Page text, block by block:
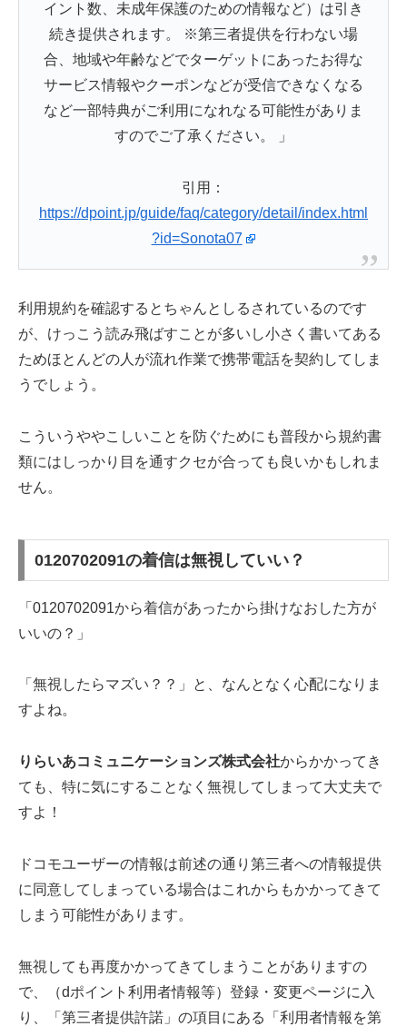
イント数、未成年保護のための情報など）は引き
続き提供されます。 ※第三者提供を行わない場
合、地域や年齢などでターゲットにあったお得な
サービス情報やクーポンなどが受信できなくなる
など一部特典がご利用になれなる可能性がありま
すのでご了承ください。 」
引用：
https://dpoint.jp/guide/faq/category/detail/index.html
?id=Sonota07
利用規約を確認するとちゃんとしるされているのです
が、けっこう読み飛ばすことが多いし小さく書いてある
ためほとんどの人が流れ作業で携帯電話を契約してしま
うでしょう。
こういうややこしいことを防ぐためにも普段から規約書
類にはしっかり目を通すクセが合っても良いかもしれま
せん。
0120702091の着信は無視していい？
「0120702091から着信があったから掛けなおした方が
いいの？」
「無視したらマズい？？」と、なんとなく心配になりま
すよね。
りらいあコミュニケーションズ株式会社からかかってき
ても、特に気にすることなく無視してしまって大丈夫で
すよ！
ドコモユーザーの情報は前述の通り第三者への情報提供
に同意してしまっている場合はこれからもかかってきて
しまう可能性があります。
無視しても再度かかってきてしまうことがありますの
で、（dポイント利用者情報等）登録・変更ページに入
り、「第三者提供許諾」の項目にある「利用者情報を第